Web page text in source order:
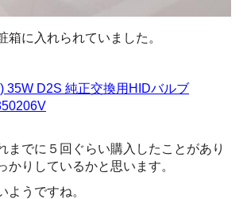
箱に入れられていました。
35W D2S 純正交換用HIDバルブ
までに５回ぐらい購入したことがあり
かりしているかと思います。
ようですね。